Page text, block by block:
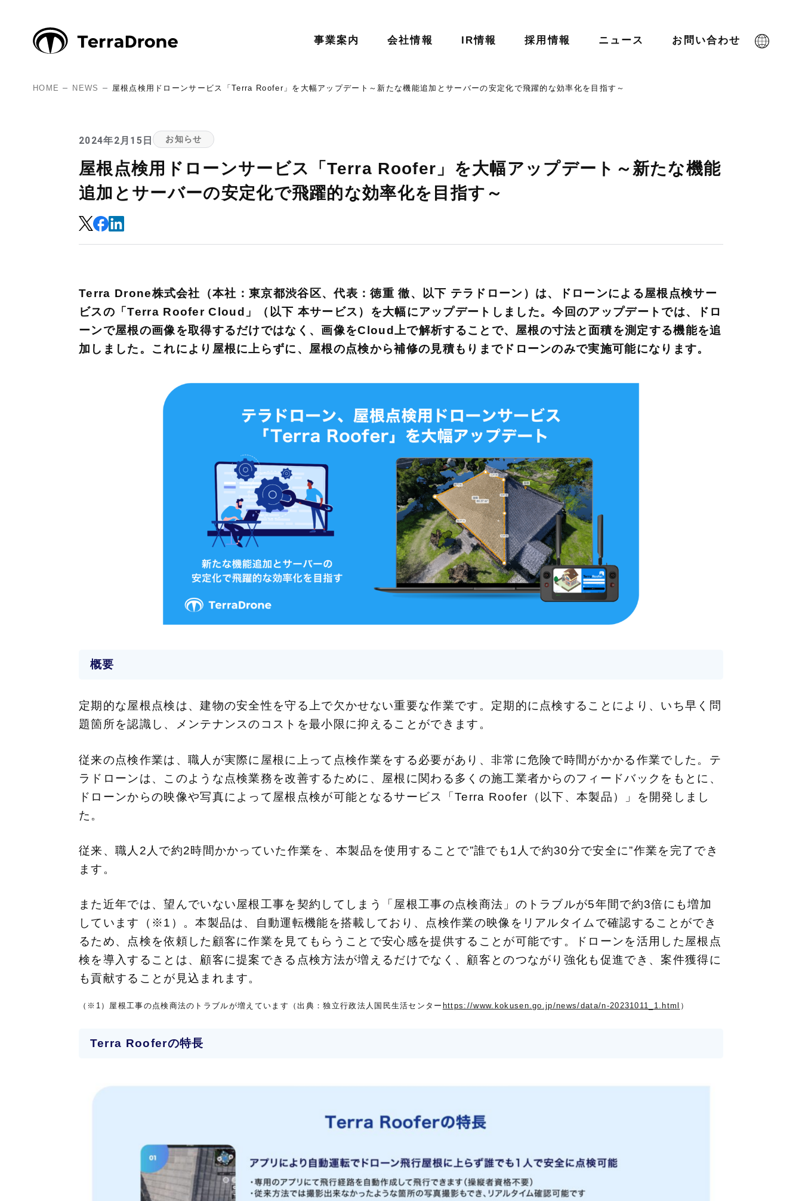
事業案内 会社情報 IR情報 採用情報 ニュース お問い合わせ
HOME NEWS 屋根点検用ドローンサービス「Terra Roofer」を大幅アップデート～新たな機能追加とサーバーの安定化で飛躍的な効率化を目指す～
2024年2月15日 お知らせ
屋根点検用ドローンサービス「Terra Roofer」を大幅アップデート～新たな機能
追加とサーバーの安定化で飛躍的な効率化を目指す～
Terra Drone株式会社（本社：東京都渋谷区、代表：徳重 徹、以下 テラドローン）は、ドローンによる屋根点検サー
ビスの「Terra Roofer Cloud」（以下 本サービス）を大幅にアップデートしました。今回のアップデートでは、ドロ
ーンで屋根の画像を取得するだけではなく、画像をCloud上で解析することで、屋根の寸法と面積を測定する機能を追
加しました。これにより屋根に上らずに、屋根の点検から補修の見積もりまでドローンのみで実施可能になります。
概要
定期的な屋根点検は、建物の安全性を守る上で欠かせない重要な作業です。定期的に点検することにより、いち早く問
題箇所を認識し、メンテナンスのコストを最小限に抑えることができます。
従来の点検作業は、職人が実際に屋根に上って点検作業をする必要があり、非常に危険で時間がかかる作業でした。テ
ラドローンは、このような点検業務を改善するために、屋根に関わる多くの施工業者からのフィードバックをもとに、
ドローンからの映像や写真によって屋根点検が可能となるサービス「Terra Roofer（以下、本製品）」を開発しまし
た。
従来、職人2人で約2時間かかっていた作業を、本製品を使用することで”誰でも1人で約30分で安全に”作業を完了でき
ます。
また近年では、望んでいない屋根工事を契約してしまう「屋根工事の点検商法」のトラブルが5年間で約3倍にも増加
しています（※1）。本製品は、自動運転機能を搭載しており、点検作業の映像をリアルタイムで確認することができ
るため、点検を依頼した顧客に作業を見てもらうことで安心感を提供することが可能です。ドローンを活用した屋根点
検を導入することは、顧客に提案できる点検方法が増えるだけでなく、顧客とのつながり強化も促進でき、案件獲得に
も貢献することが見込まれます。
（※1）屋根工事の点検商法のトラブルが増えています（出典：独立行政法人国民生活センター https://www.kokusen.go.jp/news/data/n-20231011_1.html ）
Terra Rooferの特長